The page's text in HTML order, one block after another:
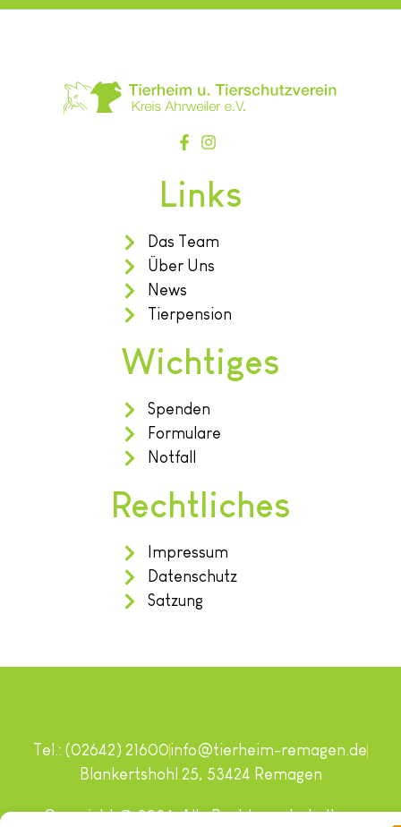
Links
Das Team
Über Uns
News
Tierpension
Wichtiges
Spenden
Formulare
Notfall
Rechtliches
Impressum
Datenschutz
Satzung
Copyright © 2024. Alle Rechte vorbehalten.
Tel.: (02642) 21600info@tierheim-remagen.de
Blankertshohl 25, 53424 Remagen